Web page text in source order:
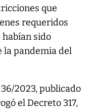
que
requeridos
sido
la pandemia del
2023, publicado
el Decreto 317,